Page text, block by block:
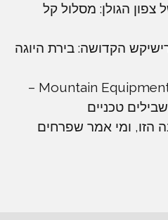
הגולן: מסלול קל
הקדושה: בירת היוגה
מבחן שטח: Mountain Equipment Comici –
טכניים
הזו, ומי אמר שפרחים